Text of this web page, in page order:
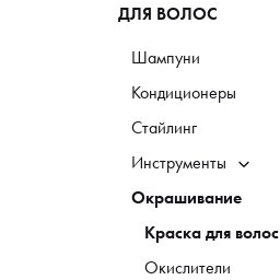
ДЛЯ ВОЛОС
Шампуни
Кондиционеры
Стайлинг
Инструменты
Окрашивание
Краска для волос
Окислители